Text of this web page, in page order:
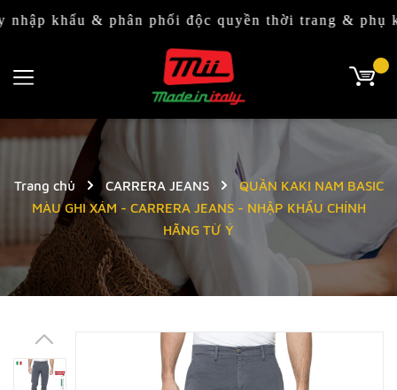
& phân phối độc quyền thời trang & phụ kiện
Trang chủ CARRERA JEANS
QUẦN KAKI NAM BASIC
MÀU GHI XÁM - CARRERA JEANS - NHẬP KHẨU CHÍNH
HÃNG TỪ Ý